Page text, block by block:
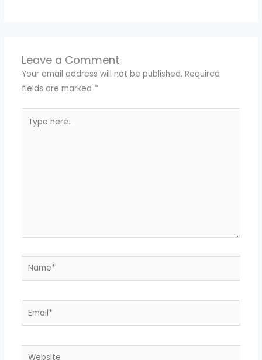
Leave a Comment
Your email address will not be published. Required
fields are marked *
here..
Name*
Email*
Website